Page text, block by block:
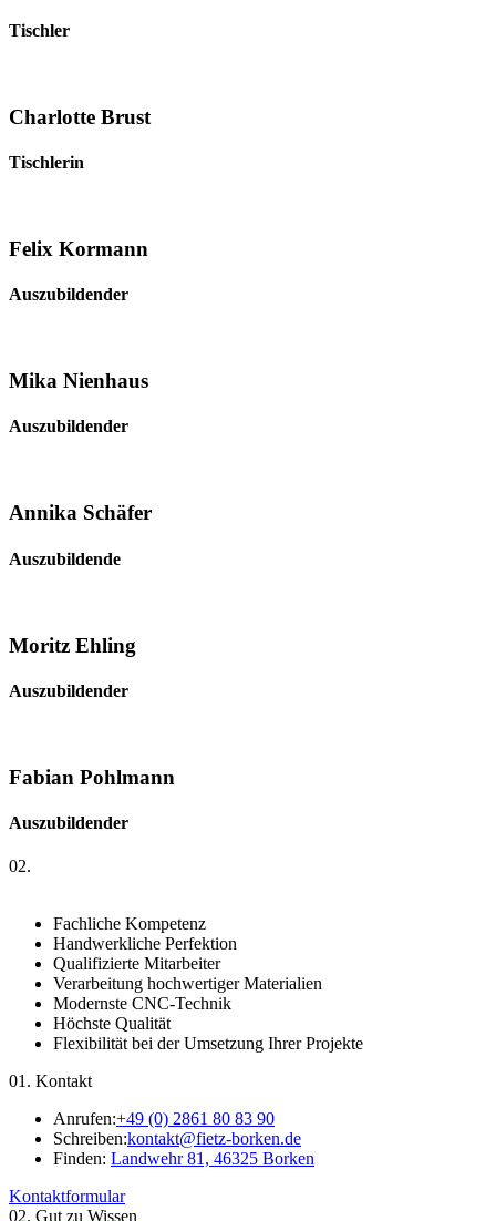
Tischler
Charlotte Brust
Tischlerin
Felix Kormann
Auszubildender
Mika Nienhaus
Auszubildender
Annika Schäfer
Auszubildende
Moritz Ehling
Auszubildender
Fabian Pohlmann
Auszubildender
02.
Fachliche Kompetenz
Handwerkliche Perfektion
Qualifizierte Mitarbeiter
Verarbeitung hochwertiger Materialien
Modernste CNC-Technik
Höchste Qualität
Flexibilität bei der Umsetzung Ihrer Projekte
01. Kontakt
Anrufen:+49 (0) 2861 80 83 90
Schreiben:kontakt@fietz-borken.de
Finden: Landwehr 81, 46325 Borken
Kontaktformular
02. Gut zu Wissen